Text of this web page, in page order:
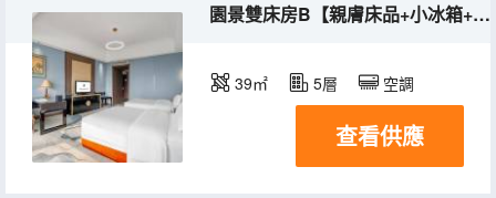
園景雙床房B【親膚床品+小冰箱+高速吹風機】
39㎡ 5層 空調
查看供應